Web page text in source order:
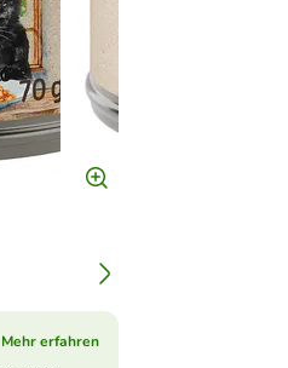
Mehr erfahren